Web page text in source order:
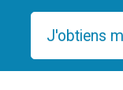
J'obtiens